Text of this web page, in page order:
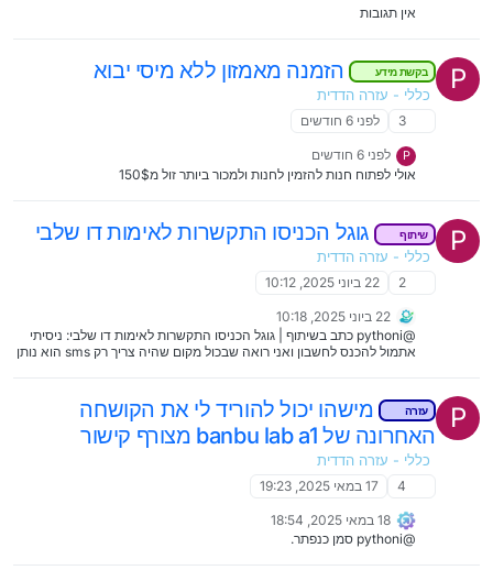
אין תגובות
P בקשת מידע הזמנה מאמזון ללא מיסי יבוא
כללי - עזרה הדדית
3
לפני 6 חודשים
P
לפני 6 חודשים
אולי לפתוח חנות להזמין לחנות ולמכור ביותר זול מ150$
P שיתוף גוגל הכניסו התקשרות לאימות דו שלבי
כללי - עזרה הדדית
2
22 ביוני 2025, 10:12
22 ביוני 2025, 10:18
@pythoni כתב בשיתוף | גוגל הכניסו התקשרות לאימות דו שלבי: ניסיתי
אתמול להכנס לחשבון ואני רואה שבכול מקום שהיה צריך רק sms הוא נותן
P עזרה
מישהו יכול להוריד לי את הקושחה
האחרונה של banbu lab a1 מצורף קישור
כללי - עזרה הדדית
4
17 במאי 2025, 19:23
18 במאי 2025, 18:54
@pythoni סמן כנפתר.